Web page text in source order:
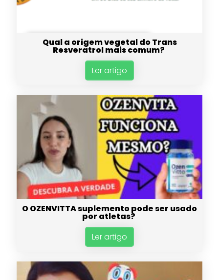
Qual a origem vegetal do Trans
Resveratrol mais comum?
Ler artigo
O OZENVITTA suplemento pode ser usado
por atletas?
Ler artigo